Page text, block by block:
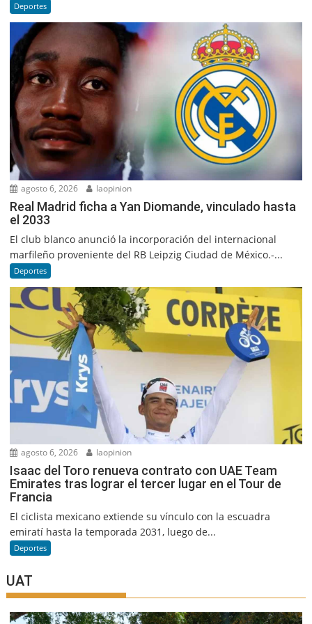
Deportes
agosto 6, 2026 laopinion
Real Madrid ficha a Yan Diomande, vinculado hasta
el 2033
El club blanco anunció la incorporación del internacional
marfileño proveniente del RB Leipzig Ciudad de México.-...
Deportes
agosto 6, 2026 laopinion
Isaac del Toro renueva contrato con UAE Team
Emirates tras lograr el tercer lugar en el Tour de
Francia
El ciclista mexicano extiende su vínculo con la escuadra
emiratí hasta la temporada 2031, luego de...
Deportes
UAT